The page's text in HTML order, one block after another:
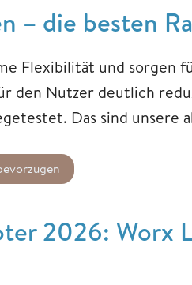
– die besten
Flexibilität und sorgen
den Nutzer deutlich
Das sind unsere
2026: Worx